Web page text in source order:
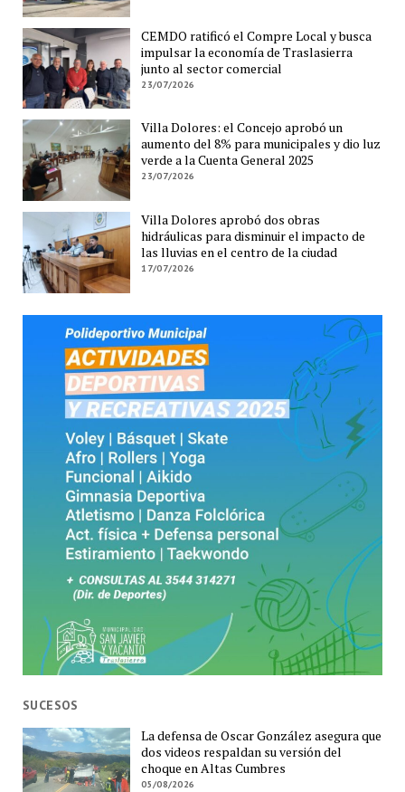
CEMDO ratificó el Compre Local y busca
impulsar la economía de Traslasierra
junto al sector comercial
23/07/2026
Villa Dolores: el Concejo aprobó un
aumento del 8% para municipales y dio luz
verde a la Cuenta General 2025
23/07/2026
Villa Dolores aprobó dos obras
hidráulicas para disminuir el impacto de
las lluvias en el centro de la ciudad
17/07/2026
SUCESOS
La defensa de Oscar González asegura que
dos videos respaldan su versión del
choque en Altas Cumbres
05/08/2026